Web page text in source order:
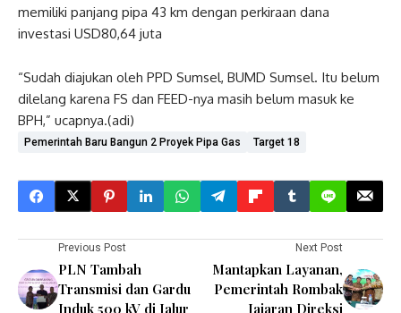
memiliki panjang pipa 43 km dengan perkiraan dana
investasi USD80,64 juta
“Sudah diajukan oleh PPD Sumsel, BUMD Sumsel. Itu belum
dilelang karena FS dan FEED-nya masih belum masuk ke
BPH,” ucapnya.(adi)
Pemerintah Baru Bangun 2 Proyek Pipa Gas Target 18
Previous Post
PLN Tambah
Transmisi dan Gardu
Induk 500 kV di Jalur
Next Post
Mantapkan Layanan,
Pemerintah Rombak
Jajaran Direksi